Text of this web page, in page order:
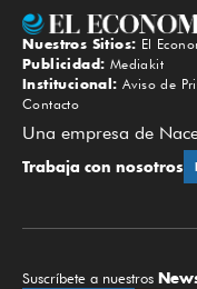
Nuestros Sitios: El
Publicidad: Mediakit
Institucional: Aviso de
Contacto
Una empresa de
Trabaja con nosotros
Suscríbete a nuestros